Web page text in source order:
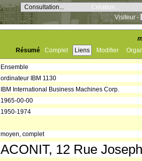
Consultation...
Création...
Visiteur -
Résumé
Complet Liens Modifier
Ensemble
ordinateur IBM 1130
IBM International Business Machines Corp.
1965-00-00
1950-1974
moyen, complet
ACONIT, 12 Rue